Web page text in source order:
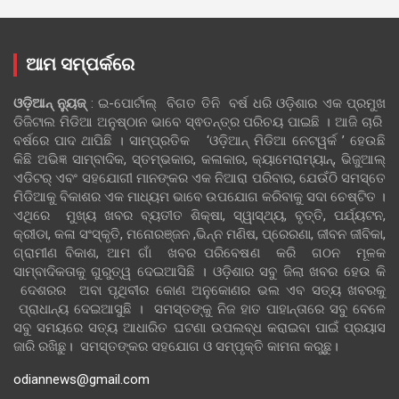
ଆମ ସମ୍ପର୍କରେ
ଓଡ଼ିଆନ୍‍ ନ୍ୟୁଜ୍‍: ଇ-ପୋର୍ଟାଲ୍ ବିଗତ ତିନି ବର୍ଷ ଧରି ଓଡ଼ିଶାର ଏକ ପ୍ରମୁଖ
ଡିଜିଟାଲ ମିଡିଆ ଅନୁଷ୍ଠାନ ଭାବେ ସ୍ଵତନ୍ତ୍ର ପରିଚୟ ପାଇଛି । ଆଜି ଚାରି
ବର୍ଷରେ ପାଦ ଥାପିଛି । ସାମ୍ପ୍ରତିକ ‘ଓଡ଼ିଆନ୍‍ ମିଡିଆ ନେଟୱର୍କ ’ ହେଉଛି
କିଛି ଅଭିଜ୍ଞ ସାମ୍ବାଦିକ, ସ୍ତମ୍ଭକାର, କଳାକାର, କ୍ୟାମେରାମ୍ୟାନ୍, ଭିଜୁଆଲ୍
ଏଡିଟର୍ ଏବଂ ସହଯୋଗୀ ମାନଙ୍କର ଏକ ନିଆରା ପରିବାର, ଯେଉଁଠି ସମସ୍ତେ
ମିଡିଆକୁ ବିକାଶର ଏକ ମାଧ୍ୟମ ଭାବେ ଉପଯୋଗ କରିବାକୁ ସଦା ଚେଷ୍ଟିତ ।
ଏଥିରେ ମୁଖ୍ୟ ଖବର ବ୍ୟତୀତ ଶିକ୍ଷା, ସ୍ୱାସ୍ଥ୍ୟ, ବୃତ୍ତି, ପର୍ଯ୍ୟଟନ,
କ୍ରୀଡା, କଳା ସଂସ୍କୃତି, ମନୋରଞ୍ଜନ ,ଭିନ୍ନ ମଣିଷ, ପ୍ରେରଣା, ଜୀବନ ଜୀବିକା,
ଗ୍ରାମୀଣ ବିକାଶ, ଆମ ଗାଁ ଖବର ପରିବେଷଣ କରି ଗଠନ ମୂଳକ
ସାମ୍ବାଦିକତାକୁ ଗୁରୁତ୍ୱ ଦେଇଆସିଛି । ଓଡ଼ିଶାର ସବୁ ଜିଲା ଖବର ହେଉ କି
ଦେଶରର ଅବା ପୃଥିବୀର କୋଣ ଅନୁକୋଣର ଭଲ ଏବ ସତ୍ୟ ଖବରକୁ
ପ୍ରାଧାନ୍ୟ ଦେଇଆସୁଛି । ସମସ୍ତଙ୍କୁ ନିଜ ହାତ ପାହାନ୍ତାରେ ସବୁ ବେଳେ
ସବୁ ସମୟରେ ସତ୍ୟ ଆଧାରିତ ଘଟଣା ଉପଲବ୍ଧ କରାଇବା ପାଇଁ ପ୍ରୟାସ
ଜାରି ରଖିଛୁ। ସମସ୍ତଙ୍କର ସହଯୋଗ ଓ ସମ୍ପୃକ୍ତି କାମନା କରୁଛୁ।
odiannews@gmail.com